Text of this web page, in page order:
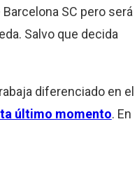
SC pero será
Salvo que decida
diferenciado en el
último momento. En